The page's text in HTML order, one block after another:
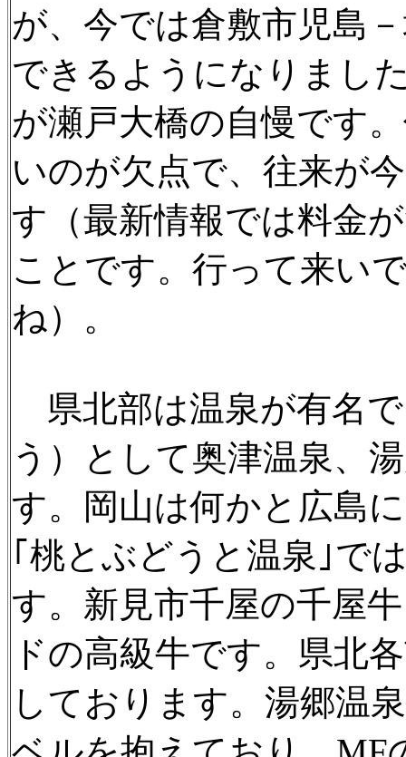
が、今では倉敷市児島
できるようになりまし
が瀬戸大橋の自慢です
いのが欠点で、往来が
す（最新情報では料金
ことです。行って来い
ね）。
県北部は温泉が有名
う）として奥津温泉、
す。岡山は何かと広島
｢桃とぶどうと温泉｣で
す。新見市千屋の千屋
ドの高級牛です。県北
しております。湯郷温